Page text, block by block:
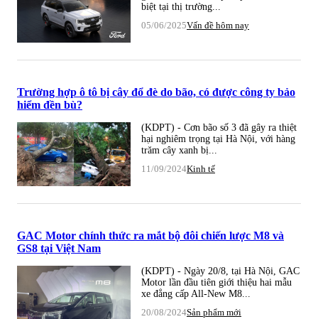
biệt tại thị trường...
05/06/2025Vấn đề hôm nay
Trường hợp ô tô bị cây đổ đè do bão, có được công ty bảo
hiểm đền bù?
(KDPT) - Cơn bão số 3 đã gây ra thiệt
hại nghiêm trọng tại Hà Nội, với hàng
trăm cây xanh bị...
11/09/2024Kinh tế
GAC Motor chính thức ra mắt bộ đôi chiến lược M8 và
GS8 tại Việt Nam
(KDPT) - Ngày 20/8, tại Hà Nội, GAC
Motor lần đầu tiên giới thiệu hai mẫu
xe đẳng cấp All-New M8...
20/08/2024Sản phẩm mới